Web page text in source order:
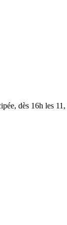
dès 16h les